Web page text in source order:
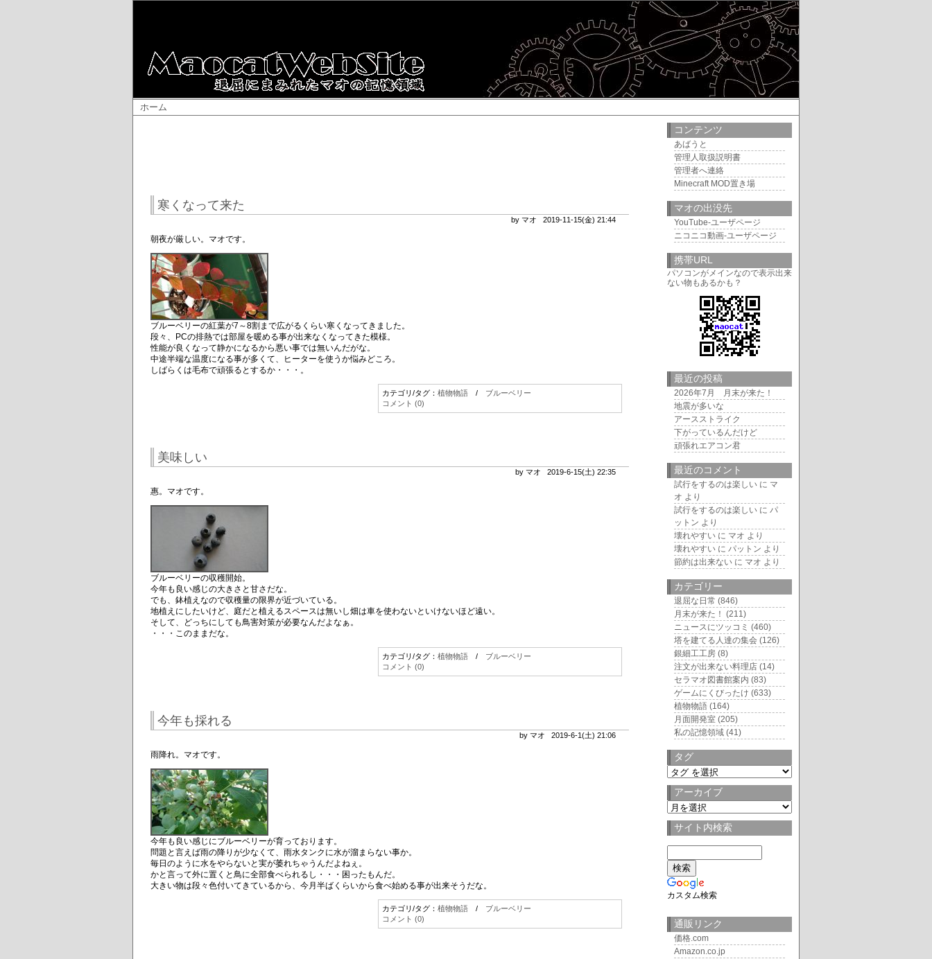
ホーム
寒くなって来た
by マオ 2019-11-15(金) 21:44
朝夜が厳しい。マオです。
ブルーベリーの紅葉が7～8割まで広がるくらい寒くなってきました。
段々、PCの排熱では部屋を暖める事が出来なくなってきた模様。
性能が良くなって静かになるから悪い事では無いんだがな。
中途半端な温度になる事が多くて、ヒーターを使うか悩みどころ。
しばらくは毛布で頑張るとするか・・・。
カテゴリ/タグ： 植物物語 / ブルーベリー
コメント (0)
美味しい
by マオ 2019-6-15(土) 22:35
惠。マオです。
ブルーベリーの収穫開始。
今年も良い感じの大きさと甘さだな。
でも、鉢植えなので収穫量の限界が近づいている。
地植えにしたいけど、庭だと植えるスペースは無いし畑は車を使わないといけないほど遠い。
そして、どっちにしても鳥害対策が必要なんだよなぁ。
・・・このままだな。
カテゴリ/タグ： 植物物語 / ブルーベリー
コメント (0)
今年も採れる
by マオ 2019-6-1(土) 21:06
雨降れ。マオです。
今年も良い感じにブルーベリーが育っております。
問題と言えば雨の降りが少なくて、雨水タンクに水が溜まらない事か。
毎日のように水をやらないと実が萎れちゃうんだよねぇ。
かと言って外に置くと鳥に全部食べられるし・・・困ったもんだ。
大きい物は段々色付いてきているから、今月半ばくらいから食べ始める事が出来そうだな。
カテゴリ/タグ： 植物物語 / ブルーベリー
コメント (0)
コンテンツ
あばうと
管理人取扱説明書
管理者へ連絡
Minecraft MOD置き場
マオの出没先
YouTube-ユーザページ
ニコニコ動画-ユーザページ
携帯URL
パソコンがメインなので表示出来
ない物もあるかも？
最近の投稿
2026年7月 月末が来た！
地震が多いな
アースストライク
下がっているんだけど
頑張れエアコン君
最近のコメント
試行をするのは楽しい に マ
オ より
試行をするのは楽しい に パ
ットン より
壊れやすい に マオ より
壊れやすい に パットン より
節約は出来ない に マオ より
カテゴリー
退屈な日常 (846)
月末が来た！ (211)
ニュースにツッコミ (460)
塔を建てる人達の集会 (126)
銀細工工房 (8)
注文が出来ない料理店 (14)
セラマオ図書館案内 (83)
ゲームにくびったけ (633)
植物物語 (164)
月面開発室 (205)
私の記憶領域 (41)
タグ
タ
アーカイブ
ア
カサイト内検索
カスタム検索
通販リンク
価格.com
Amazon.co.jp